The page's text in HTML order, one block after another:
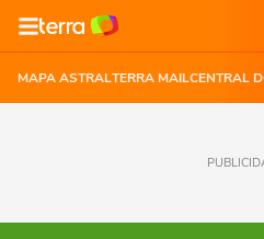
MAPA ASTRALTERRA MAILCENTRAL